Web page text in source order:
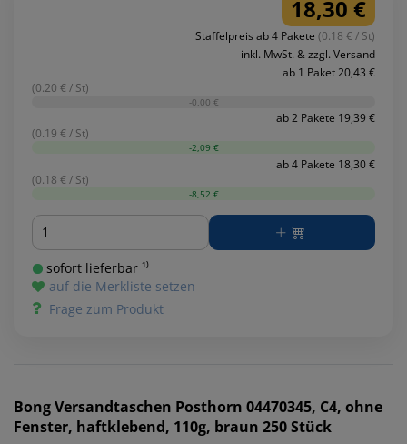
18,30 €
Staffelpreis ab 4 Pakete (0.18 € / St)
inkl. MwSt. & zzgl. Versand
ab 1 Paket 20,43 €
(0.20 € / St)
-0,00 €
ab 2 Pakete 19,39 €
(0.19 € / St)
-2,09 €
ab 4 Pakete 18,30 €
(0.18 € / St)
-8,52 €
Menge
sofort lieferbar ¹⁾
auf die Merkliste setzen
Frage zum Produkt
BongVersandtaschen Posthorn 04470345, C4, ohne
Fenster, haftklebend, 110g, braun 250 Stück